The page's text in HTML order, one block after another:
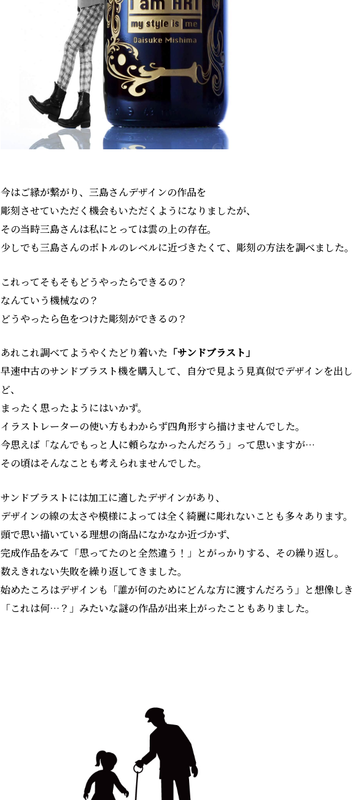
今はご縁が繋がり、三島さんデザインの作品を
彫刻させていただく機会もいただくようになりましたが、
その当時三島さんは私にとっては雲の上の存在。
少しでも三島さんのボトルのレベルに近づきたくて、彫刻の方法を調べました。
これってそもそもどうやったらできるの？
なんていう機械なの？
どうやったら色をつけた彫刻ができるの？
あれこれ調べてようやくたどり着いた 「サンドブラスト」
早速中古のサンドブラスト機を購入して、自分で見よう見真似でデザインを出
ど、
まったく思ったようにはいかず。
イラストレーターの使い方もわからず四角形すら描けませんでした。
今思えば「なんでもっと人に頼らなかったんだろう」って思いますが…
その頃はそんなことも考えられませんでした。
サンドブラストには加工に適したデザインがあり、
デザインの線の太さや模様によっては全く綺麗に彫れないことも多々あります。
頭で思い描いている理想の商品になかなか近づかず、
完成作品をみて「思ってたのと全然違う！」とがっかりする、その繰り返し。
数えきれない失敗を繰り返してきました。
始めたころはデザインも「誰が何のためにどんな方に渡すんだろう」と想像し
「これは何…？」みたいな謎の作品が出来上がったこともありました。